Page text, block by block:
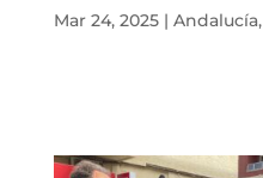
Mar 24, 2025| Andalucía,